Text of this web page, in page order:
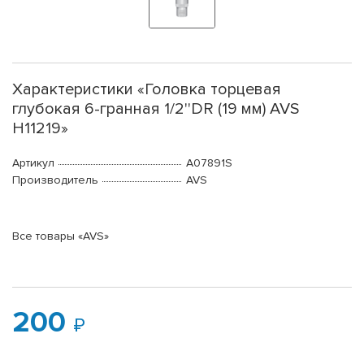
Характеристики «Головка торцевая
глубокая 6-гранная 1/2''DR (19 мм) AVS
H11219»
Артикул
A07891S
Производитель
AVS
Все товары «AVS»
200